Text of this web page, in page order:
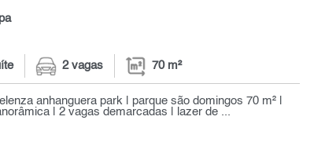
2 vagas 70 m²
anhanguera park | parque são domingos 70 m² |
| 2 vagas demarcadas | lazer de ...